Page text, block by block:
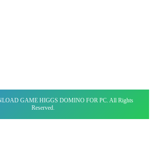
GAME HIGGS DOMINO FOR PC. All Rights
Reserved.